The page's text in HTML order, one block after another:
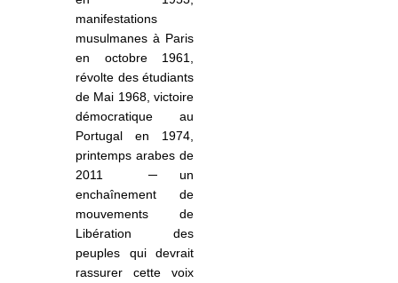
manifestations
musulmanes à Paris
en octobre 1961,
révolte des étudiants
de Mai 1968, victoire
démocratique au
Portugal en 1974,
printemps arabes de
2011
─un
enchaînement de
mouvements de
Libération des
peuples qui devrait
rassurer cette voix